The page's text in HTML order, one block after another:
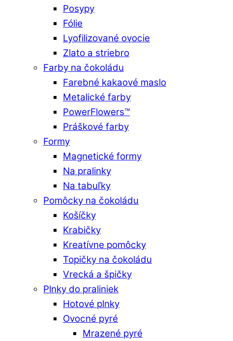
Posypy
Fólie
Lyofilizované ovocie
Zlato a striebro
Farby na čokoládu
Farebné kakaové maslo
Metalické farby
PowerFlowers™
Práškové farby
Formy
Magnetické formy
Na pralinky
Na tabuľky
Pomôcky na čokoládu
Košíčky
Krabičky
Kreatívne pomôcky
Topičky na čokoládu
Vrecká a špičky
Plnky do praliniek
Hotové plnky
Ovocné pyré
Mrazené pyré